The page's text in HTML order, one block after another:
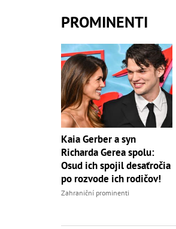
PROMINENTI
Kaia Gerber a syn
Richarda Gerea spolu:
Osud ich spojil desaťročia
po rozvode ich rodičov!
Zahraniční prominenti